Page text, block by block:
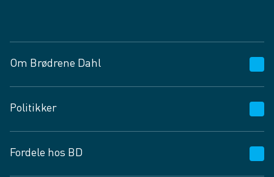
Om Brødrene Dahl
Vagttelefon 30 10 89 89
Spørgsmål og svar
Job og karriere
Politikker
Privatlivspolitik
Fordele hos BD